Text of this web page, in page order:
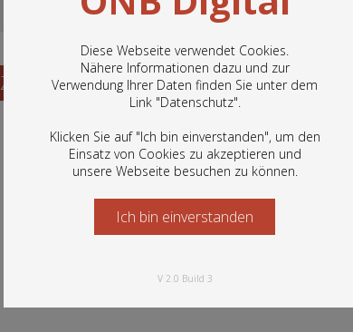
Diese Webseite verwendet Cookies.
Nähere Informationen dazu und zur
Verwendung Ihrer Daten finden Sie unter dem
Link "Datenschutz".
Klicken Sie auf "Ich bin einverstanden", um den
Einsatz von Cookies zu akzeptieren und
unsere Webseite besuchen zu können.
In diesem Portal finden Sie die digitalen
Bestände der Österreichischen
Grafiken und vieles mehr.
Ich bin einverstanden
Starten Sie jetzt
V 2.0 Build 3
Zum Katalogisat Zur Vorschau